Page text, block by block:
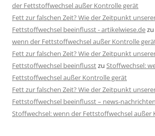
der Fettstoffwechsel außer Kontrolle gerät
Fett zur falschen Zeit? Wie der Zeitpunkt
Fettstoffwechsel beeinflusst - artikelwiese.dezu
wenn der Fettstoffwechsel außer Kontrolle
Fett zur falschen Zeit? Wie der Zeitpunkt
Fettstoffwechsel beeinflusstzu Stoffwechsel:
Fettstoffwechsel außer Kontrolle gerät
Fett zur falschen Zeit? Wie der Zeitpunkt
Fettstoffwechsel beeinflusst – news-
Stoffwechsel: wenn der Fettstoffwechsel außer